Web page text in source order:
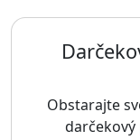
Obstarajte
darčekový